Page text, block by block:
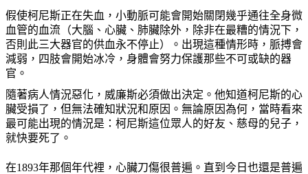
假使柯尼斯正在失血，小動脈可能會開始關閉幾乎通往全身微
血管的血流（大腦、心臟、肺臟除外，除非在最糟的情況下，
否則此三大器官的供血永不停止）。出現這種情形時，脈搏會
減弱，四肢會開始冰冷，身體會努力保護那些不可或缺的器
官。
隨著病人情況惡化，威廉斯必須做出決定。他知道柯尼斯的心
臟受損了，但無法確知狀況和原因。無論原因為何，當時看來
最可能出現的情況是：柯尼斯這位眾人的好友、慈母的兒子，
就快要死了。
在1893年那個年代裡，心臟刀傷很普遍。直到今日也還是普遍